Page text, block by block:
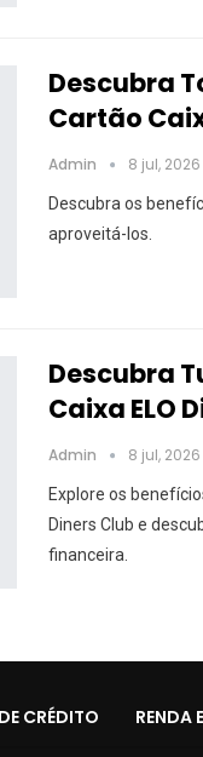
Descubra
Cartão
Admin 8 jul, 2026
Descubra os
aproveitá-los.
Descubra
Caixa ELO
Admin 8 jul, 2026
Explore os
Diners Club e
financeira.
CRÉDITO RENDA